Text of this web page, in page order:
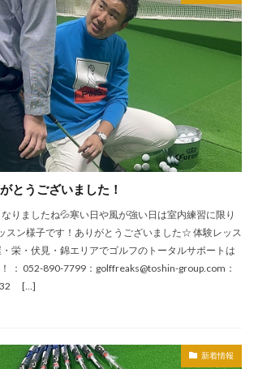
とうございました！
りましたね💦寒い日や風が強い日は室内練習に限り
スン様子です！ありがとうございました☆ 体験レッス
栄・伏見・錦エリアでゴルフのトータルサポートは
： 052-890-7799：golffreaks@toshin-group.com：
[…]
新着情報